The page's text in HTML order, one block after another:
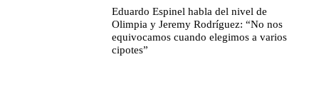
Eduardo Espinel habla del nivel de
Olimpia y Jeremy Rodríguez: “No nos
equivocamos cuando elegimos a varios
cipotes”